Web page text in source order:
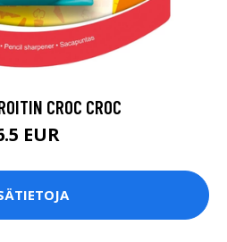
CROC CROC
EUR